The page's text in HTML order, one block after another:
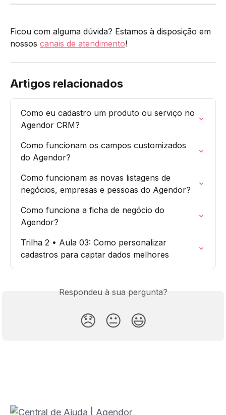
Ficou com alguma dúvida? Estamos à disposição em
nossos canais de atendimento!
Artigos relacionados
Como eu cadastro um produto ou serviço no
Agendor CRM?
Como funcionam os campos customizados
do Agendor?
Como funcionam as novas listagens de
negócios, empresas e pessoas do Agendor?
Como funciona a ficha de negócio do
Agendor?
Trilha 2 • Aula 03: Como personalizar
cadastros para captar dados melhores
Respondeu à sua pergunta?
😞 😐 😃